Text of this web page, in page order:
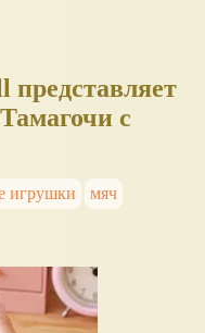
представляет
с
игрушки
мяч